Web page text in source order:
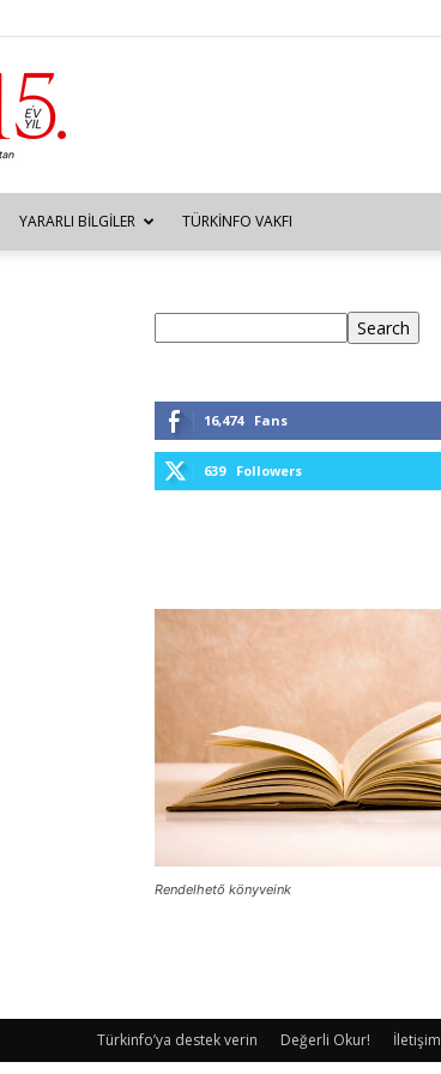
YARARLI BILGILER TÜRKINFO VAKFI
Search
16,474 Fans
639 Followers
Rendelhető könyveink
Türkinfo’ya destek verin Değerli Okur! İletişim